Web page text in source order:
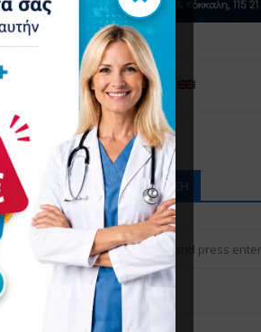
Επικοινωνία
εξετάσεις
ΑΝΑΖΉΤΗΣΗ